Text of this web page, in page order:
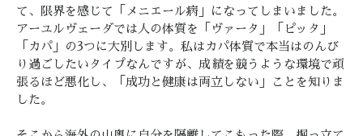
て、限界を感じて「メニエール病」になってしまいました。
アーユルヴェーダでは人の体質を「ヴァータ」「ピッタ」
「カパ」の3つに大別します。私はカパ体質で本当はのんび
り過ごしたいタイプなんですが、成績を競うような環境で頑
張るほど悪化し、「成功と健康は両立しない」ことを知りま
した。